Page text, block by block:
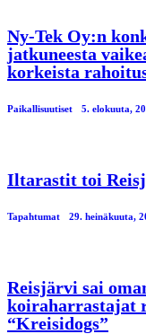
Ny-Tek Oy:n
jatkuneesta
korkeista
Paikallisuutiset 5. elokuuta,
Iltarastit toi
Tapahtumat 29. heinäkuuta,
Reisjärvi sai
koiraharrastajat
“Kreisidogs”